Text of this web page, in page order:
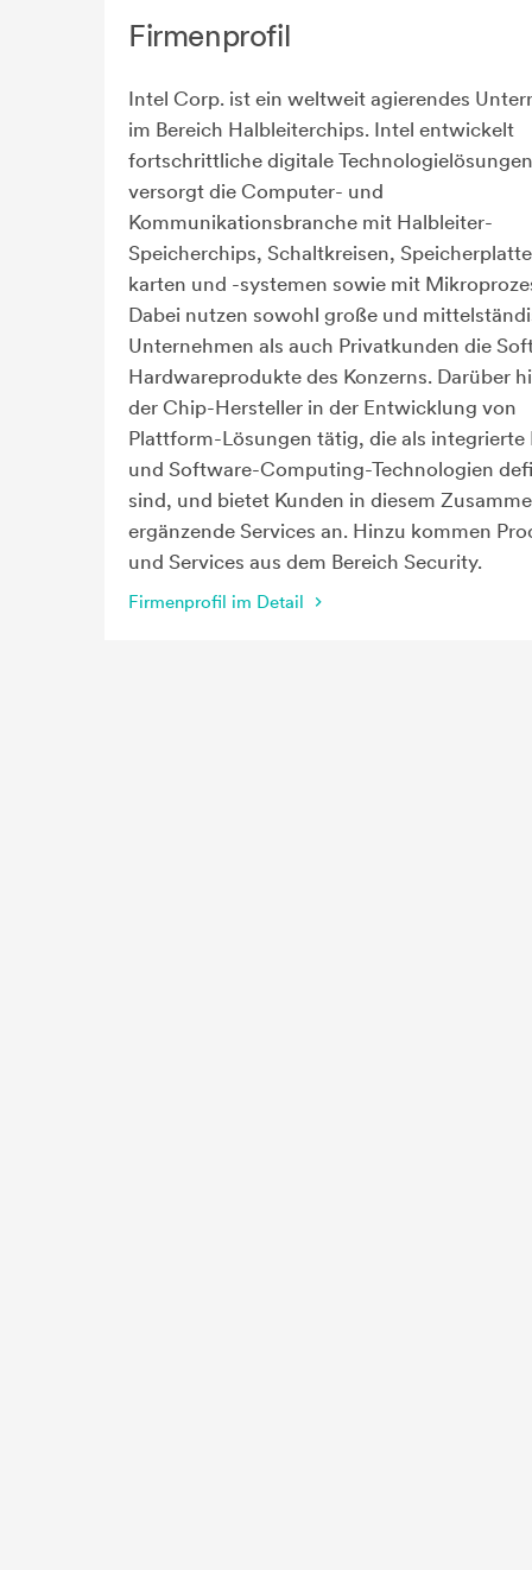
Firmenprofil
Intel Corp. ist ein weltweit agierendes
im Bereich Halbleiterchips. Intel entwickelt
fortschrittliche digitale
versorgt die Computer- und
Kommunikationsbranche mit Halbleiter-
Speicherchips, Schaltkreisen,
karten und -systemen sowie mit
Dabei nutzen sowohl große und
Unternehmen als auch Privatkunden die
Hardwareprodukte des Konzerns. Darüber
der Chip-Hersteller in der Entwicklung von
Plattform-Lösungen tätig, die als integrierte
und Software-Computing-Technologien
sind, und bietet Kunden in diesem
ergänzende Services an. Hinzu kommen
und Services aus dem Bereich Security.
Firmenprofil im Detail